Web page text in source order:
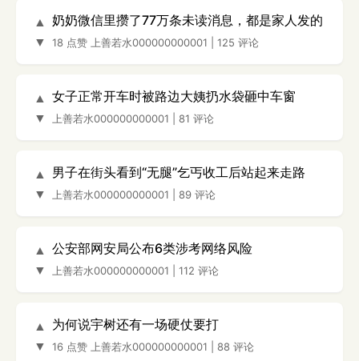
▲
▼
奶奶微信里攒了77万条未读消息，都是家人发的
18 点赞 上善若水000000000001 125 评论
▲
▼
女子正常开车时被路边大姨扔水袋砸中车窗
上善若水000000000001 81 评论
▲
▼
男子在街头看到“无腿”乞丐收工后站起来走路
上善若水000000000001 89 评论
▲
▼
公安部网安局公布6类涉考网络风险
上善若水000000000001 112 评论
▲
▼
为何说宇树还有一场硬仗要打
16 点赞 上善若水000000000001 88 评论